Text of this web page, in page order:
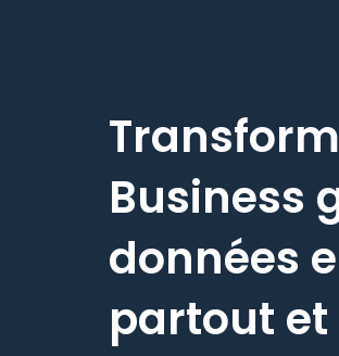
Business
données
partout